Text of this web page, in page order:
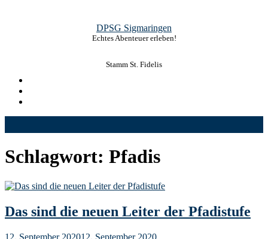
DPSG Sigmaringen
Echtes Abenteuer erleben!
Stamm St. Fidelis
Schlagwort: Pfadis
Das sind die neuen Leiter der Pfadistufe
12. September 202012. September 2020